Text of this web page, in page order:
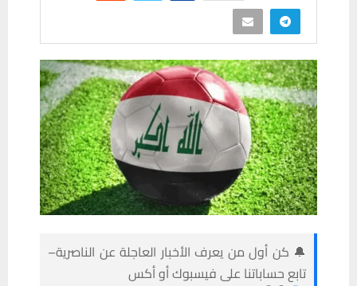
🔔 كن أول من يعرف الأخبار العاجلة عن الناصرية–
تابع حساباتنا على فيسبوك أو أكس